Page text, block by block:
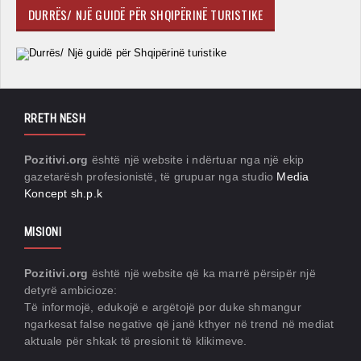
DURRËS/ NJË GUIDË PËR SHQIPËRINË TURISTIKE
RRETH NESH
Pozitivi.org është një website i ndërtuar nga një ekip
gazetarësh profesionistë, të grupuar nga studio Media
Koncept sh.p.k
MISIONI
Pozitivi.org është një website që ka marrë përsipër një
detyrë ambicioze:
Të informojë, edukojë e argëtojë por duke shmangur
ngarkesat false negative që janë kthyer në trend në mediat
aktuale për shkak të presionit të klikimeve.